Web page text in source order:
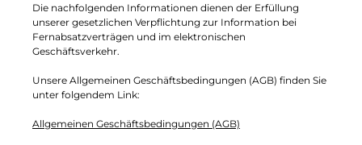
Die nachfolgenden Informationen dienen der Erfüllung
unserer gesetzlichen Verpflichtung zur Information bei
Fernabsatzverträgen und im elektronischen
Geschäftsverkehr.
Unsere Allgemeinen Geschäftsbedingungen (AGB) finden Sie
unter folgendem Link:
Allgemeinen Geschäftsbedingungen (AGB)